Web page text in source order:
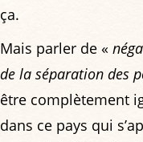
ça.
Mais parler de «
de la séparation des
être complètement
dans ce pays qui